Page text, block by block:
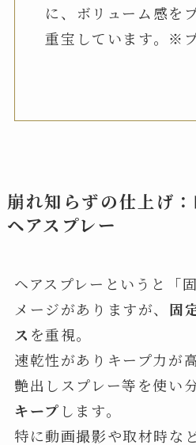
に、ボリューム感を
重宝しています。※
崩れ知らずの仕上げ
ヘアスプレー
ヘアスプレーというと「
メージがありますが、 固
ス を重視。
速乾性がありキープ力が
艶出しスプレー等を使い
キープ します。
特に動画撮影や取材時な